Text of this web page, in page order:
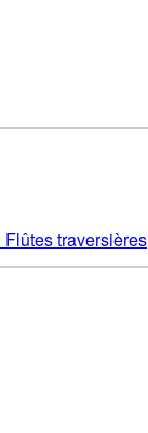
traversières